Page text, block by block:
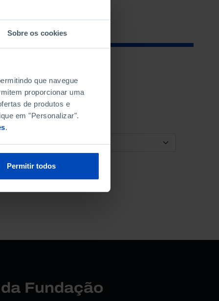
Sobre os cookies
que navegue
proporcionar uma
de produtos e
em "Personalizar".
.
Permitir todos
ORDENAR POR
Fundação